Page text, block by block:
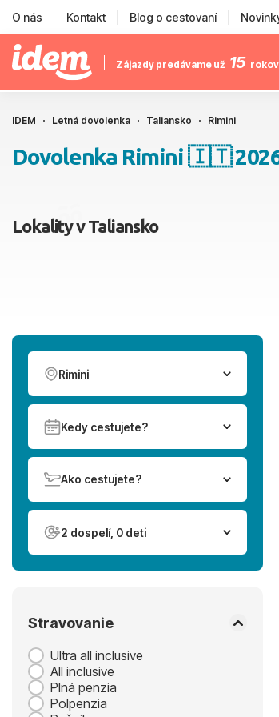
O nás Kontakt Blog o cestovaní
Zájazdy predávame už 15 rokov
IDEM Letná dovolenka Taliansko Rimini
Dovolenka Rimini 🇮🇹
Lokality v Taliansko
Rimini
Kedy cestujete?
Ako cestujete?
2 dospelí, 0 deti
Stravovanie
Ultra all inclusive
All inclusive
Plná penzia
Polpenzia